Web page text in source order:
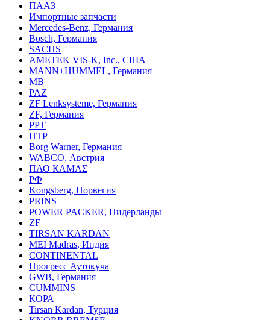
ПААЗ
Импортные запчасти
Mercedes-Benz, Германия
Bosch, Германия
SACHS
AMETEK VIS-K, Inc., США
MANN+HUMMEL, Германия
MB
PAZ
ZF Lenksysteme, Германия
ZF, Германия
PPT
HTP
Borg Warner, Германия
WABCO, Австрия
ПАО КАМАΣ
РФ
Kongsberg, Норвегия
PRINS
POWER PACKER, Нидерланды
ZF
TIRSAN KARDAN
MEI Madras, Индия
CONTINENTAL
Прогресс Аутокуча
GWB, Германия
CUMMINS
КОРА
Tirsan Kardan, Турция